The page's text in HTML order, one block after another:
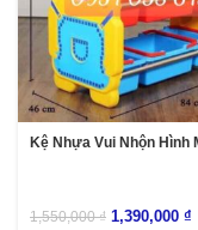
Kệ Nhựa Vui Nhộn Hình
1,550,000₫ 1,390,000 ₫